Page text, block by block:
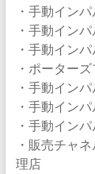
・手動イン
・手動イン
・手動イン
・ポーター
・手動イン
・手動イン
・手動イン
・販売チャ
理店